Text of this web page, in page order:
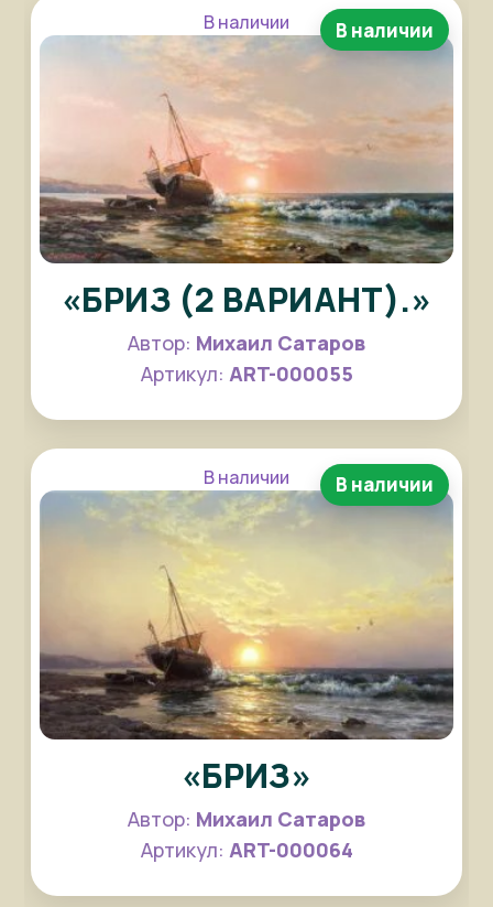
В наличии
В наличии
«БРИЗ (2 ВАРИАНТ).»
Автор: Михаил Сатаров
Артикул: ART-000055
В наличии
В наличии
«БРИЗ»
Автор: Михаил Сатаров
Артикул: ART-000064